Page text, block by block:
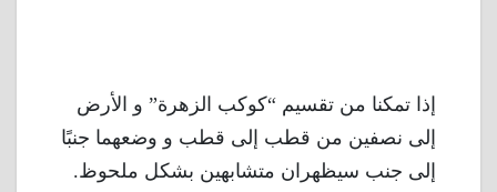
إذا تمكنا من تقسيم “كوكب الزهرة” و الأرض
إلى نصفين من قطب إلى قطب و وضعهما جنبًا
إلى جنب سيظهران متشابهين بشكل ملحوظ.